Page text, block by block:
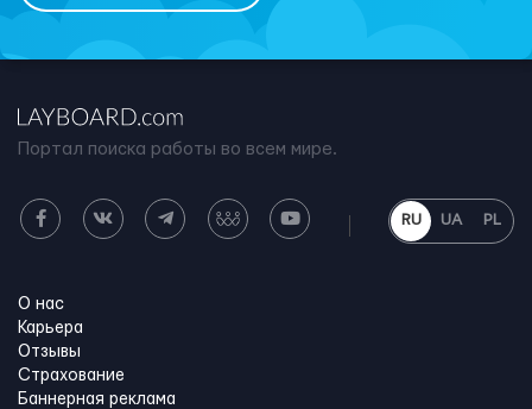
Портал поиска работы во всем мире.
RU UA PL
О нас
Карьера
Отзывы
Страхование
Баннерная реклама